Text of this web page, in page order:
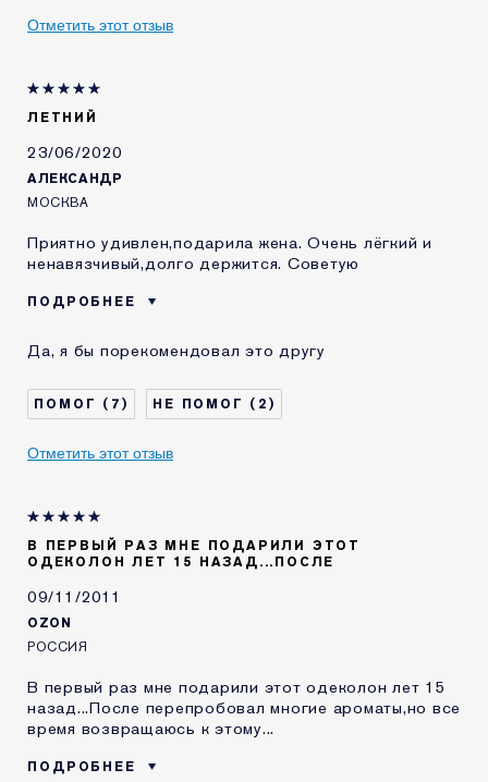
Я получал(-а)
миниатюру этого
E-List
Отметить этот отзыв
ЛЕТНИЙ
23/06/2020
АЛЕКСАНДР
МОСКВА
Приятно удивлен,подарила жена. Очень лёгкий и
ненавязчивый,долго держится. Советую
ПОДРОБНЕЕ
Да, я бы порекомендовал это другу
7 2
Отметить этот отзыв
В ПЕРВЫЙ РАЗ МНЕ ПОДАРИЛИ ЭТОТ
ОДЕКОЛОН ЛЕТ 15 НАЗАД...ПОСЛЕ
09/11/2011
OZON
РОССИЯ
В первый раз мне подарили этот одеколон лет 15
назад...После перепробовал многие ароматы,но все
время возвращаюсь к этому...
ПОДРОБНЕЕ